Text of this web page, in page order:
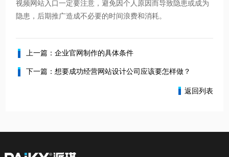
视频网站入口一定要注意，避免因个人原因而导致隐患或成为
隐患，后期推广造成不必要的时间浪费和消耗。
上一篇：企业官网制作的具体条件
下一篇：想要成功经营网站设计公司应该要怎样做？
返回列表